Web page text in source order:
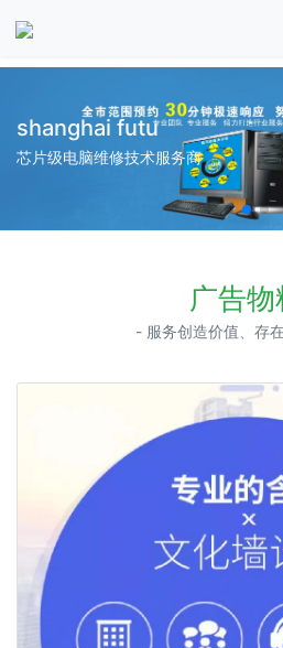
shanghai futu
芯片级电脑维修技术服务商
广告物
- 服务创造价值、存